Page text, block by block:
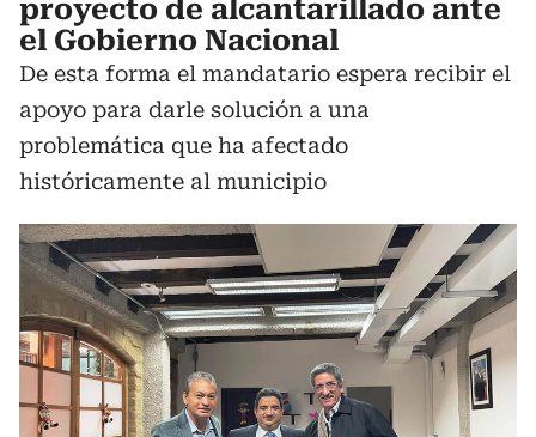
proyecto de alcantarillado ante
el Gobierno Nacional
De esta forma el mandatario espera recibir el
apoyo para darle solución a una
problemática que ha afectado
históricamente al municipio